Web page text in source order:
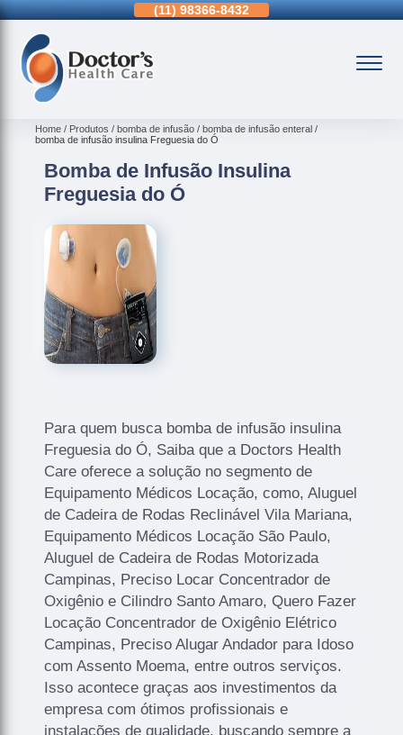
3963-0036 (11) 98366-8432 (15)3326-9334
Home Produtos bomba de infusão
bomba de infusão enteral
bomba de infusão insulina Freguesia do Ó
Bomba de Infusão Insulina
Freguesia do Ó
Para quem busca bomba de infusão insulina
Freguesia do Ó, Saiba que a Doctors Health
Care oferece a solução no segmento de
Equipamento Médicos Locação, como, Aluguel
de Cadeira de Rodas Reclinável Vila Mariana,
Equipamento Médicos Locação São Paulo,
Aluguel de Cadeira de Rodas Motorizada
Campinas, Preciso Locar Concentrador de
Oxigênio e Cilindro Santo Amaro, Quero Fazer
Locação Concentrador de Oxigênio Elétrico
Campinas, Preciso Alugar Andador para Idoso
com Assento Moema, entre outros serviços.
Isso acontece graças aos investimentos da
empresa com ótimos profissionais e
instalações de qualidade, buscando sempre a